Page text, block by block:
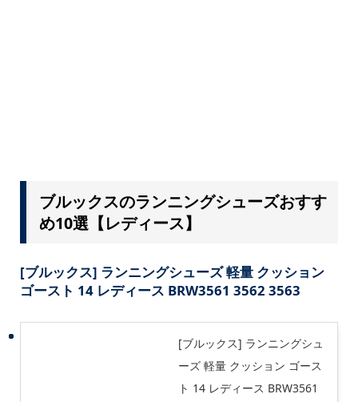
ブルックスのランニングシューズおすす
め10選【レディース】
[ブルックス] ランニングシューズ 軽量 クッション
ゴースト 14 レディース BRW3561 3562 3563
[ブルックス] ランニングシュ
ーズ 軽量 クッション ゴース
ト 14 レディース BRW3561